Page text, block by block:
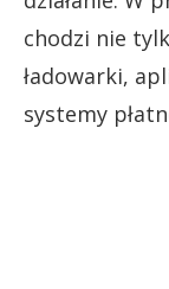
chodzi nie
ładowarki,
systemy